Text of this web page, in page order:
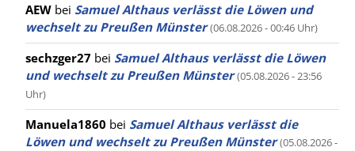
AEW bei Samuel Althaus verlässt die Löwen und
wechselt zu Preußen Münster (06.08.2026 - 00:46 Uhr)
sechzger27 bei Samuel Althaus verlässt die Löwen
und wechselt zu Preußen Münster (05.08.2026 - 23:56
Uhr)
Manuela1860 bei Samuel Althaus verlässt die
Löwen und wechselt zu Preußen Münster (05.08.2026 -